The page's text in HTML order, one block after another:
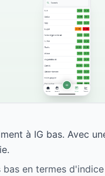
à IG bas. Avec
en termes d'indice